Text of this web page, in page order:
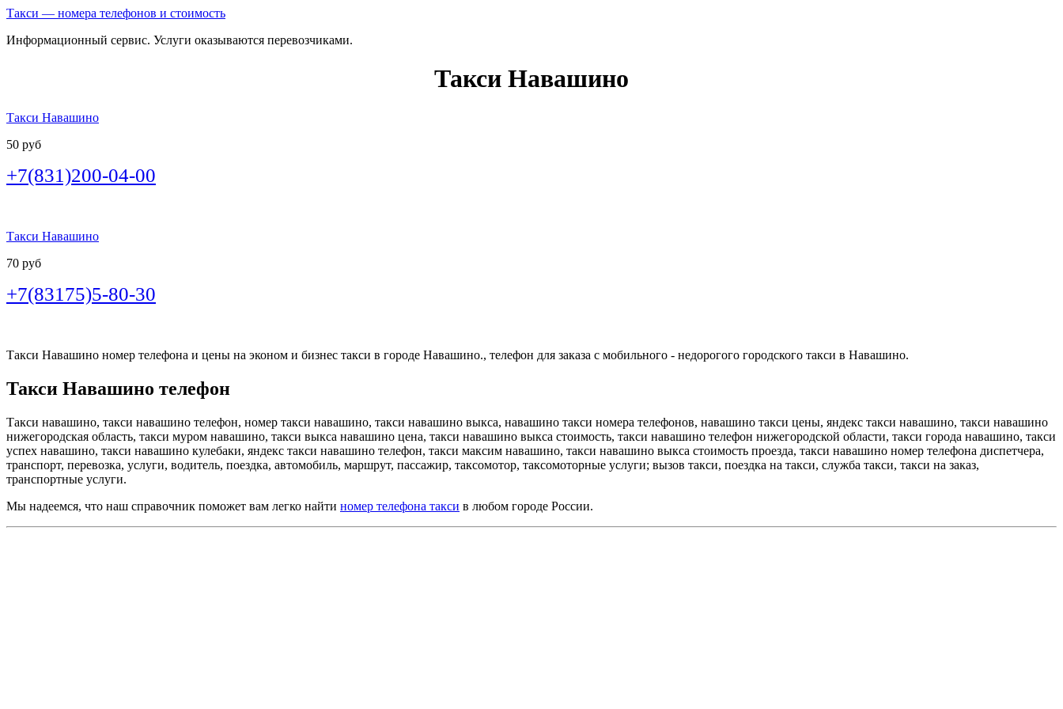
Такси — номера телефонов и стоимость
Информационный сервис. Услуги оказываются перевозчиками.
Такси Навашино
Такси Навашино
50 руб
+7(831)200-04-00
Такси Навашино
70 руб
+7(83175)5-80-30
Такси Навашино номер телефона и цены на эконом и бизнес такси в городе Навашино., телефон для заказа с мобильного - недорогого городского такси в Навашино.
Такси Навашино телефон
Такси навашино, такси навашино телефон, номер такси навашино, такси навашино выкса, навашино такси номера телефонов, навашино такси цены, яндекс такси навашино, такси навашино
нижегородская область, такси муром навашино, такси выкса навашино цена, такси навашино выкса стоимость, такси навашино телефон нижегородской области, такси города навашино, такси
успех навашино, такси навашино кулебаки, яндекс такси навашино телефон, такси максим навашино, такси навашино выкса стоимость проезда, такси навашино номер телефона диспетчера,
транспорт, перевозка, услуги, водитель, поездка, автомобиль, маршрут, пассажир, таксомотор, таксомоторные услуги; вызов такси, поездка на такси, служба такси, такси на заказ,
транспортные услуги.
Мы надеемся, что наш справочник поможет вам легко найти номер телефона такси в любом городе России.